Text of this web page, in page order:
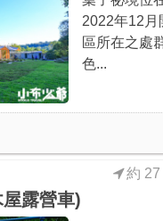
2022年12月
區所在之處
色...
露營車)
約 27